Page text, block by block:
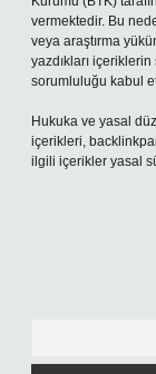
vermektedir. Bu
veya araştırma
yazdıkları
sorumluluğu kabul
Hukuka ve yasal
içerikleri,
ilgili içerikler yasal